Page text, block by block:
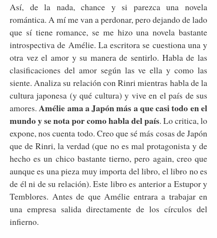
Así, de la nada, chance y si parezca una novela
romántica. A mí me van a perdonar, pero dejando de lado
que sí tiene romance, se me hizo una novela bastante
introspectiva de Amélie. La escritora se cuestiona una y
otra vez el amor y su manera de sentirlo. Habla de las
clasificaciones del amor según las ve ella y como las
siente. Analiza su relación con Rinri mientras habla de la
cultura japonesa (y qué cultura) y vive en el país de sus
amores. Amélie ama a Japón más a que casi todo en el
mundo y se nota por como habla del país. Lo critica, lo
expone, nos cuenta todo. Creo que sé más cosas de Japón
que de Rinri, la verdad (que no es mal protagonista y de
hecho es un chico bastante tierno, pero again, creo que
aunque es una pieza muy importa del libro, el libro no es
de él ni de su relación). Este libro es anterior a Estupor y
Temblores. Antes de que Amélie entrara a trabajar en
una empresa salida directamente de los círculos del
infierno.